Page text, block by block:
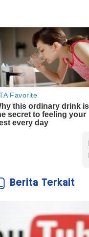
Berita Terkait